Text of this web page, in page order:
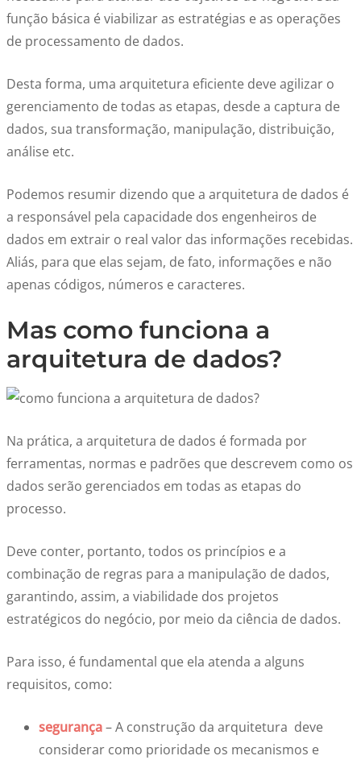
função básica é viabilizar as estratégias e as operações
de processamento de dados.
Desta forma, uma arquitetura eficiente deve agilizar o
gerenciamento de todas as etapas, desde a captura de
dados, sua transformação, manipulação, distribuição,
análise etc.
Podemos resumir dizendo que a arquitetura de dados é
a responsável pela capacidade dos engenheiros de
dados em extrair o real valor das informações recebidas.
Aliás, para que elas sejam, de fato, informações e não
apenas códigos, números e caracteres.
Mas como funciona a
arquitetura de dados?
Na prática, a arquitetura de dados é formada por
ferramentas, normas e padrões que descrevem como os
dados serão gerenciados em todas as etapas do
processo.
Deve conter, portanto, todos os princípios e a
combinação de regras para a manipulação de dados,
garantindo, assim, a viabilidade dos projetos
estratégicos do negócio, por meio da ciência de dados.
Para isso, é fundamental que ela atenda a alguns
requisitos, como:
segurança– A construção da arquitetura deve
considerar como prioridade os mecanismos e